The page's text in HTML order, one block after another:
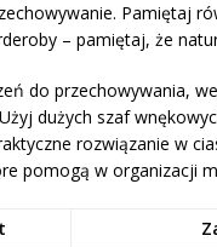
Pamiętaj
– pamiętaj, że
do przechowywania,
dużych szaf
rozwiązanie w
pomogą w organizacji